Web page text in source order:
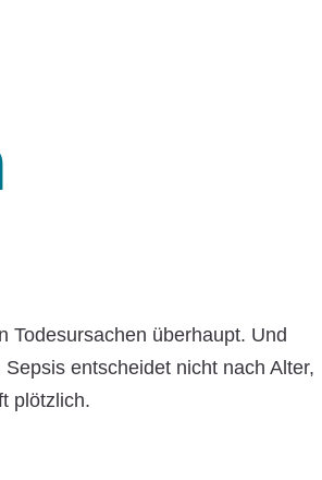
Todesursachen überhaupt. Und
entscheidet nicht nach Alter,
plötzlich.